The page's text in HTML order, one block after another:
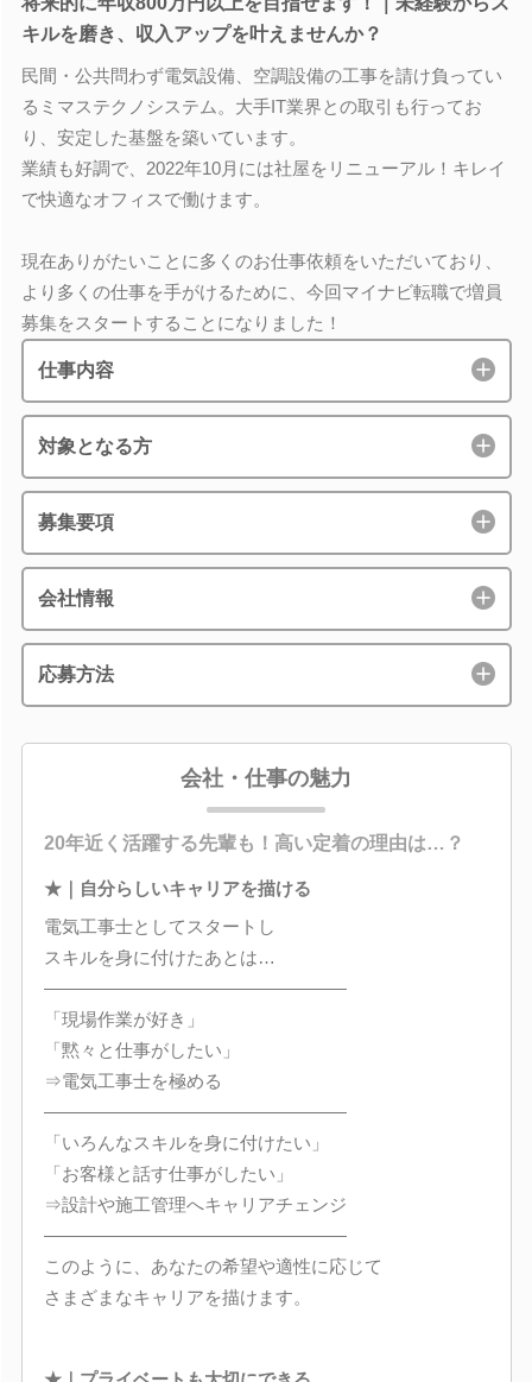
キルを磨き、収入アップを叶えませんか？
民間・公共問わず電気設備、空調設備の工事を請け負ってい
るミマステクノシステム。大手IT業界との取引も行ってお
り、安定した基盤を築いています。
業績も好調で、2022年10月には社屋をリニューアル！キレイ
で快適なオフィスで働けます。
現在ありがたいことに多くのお仕事依頼をいただいており、
より多くの仕事を手がけるために、今回マイナビ転職で増員
募集をスタートすることになりました！
仕事内容
対象となる方
募集要項
会社情報
応募方法
会社・仕事の魅力
20年近く活躍する先輩も！高い定着の理由は…？
★｜自分らしいキャリアを描ける
電気工事士としてスタートし
スキルを身に付けたあとは…
―――――――――――――――――
「現場作業が好き」
「黙々と仕事がしたい」
⇒電気工事士を極める
―――――――――――――――――
「いろんなスキルを身に付けたい」
「お客様と話す仕事がしたい」
⇒設計や施工管理へキャリアチェンジ
―――――――――――――――――
このように、あなたの希望や適性に応じて
さまざまなキャリアを描けます。